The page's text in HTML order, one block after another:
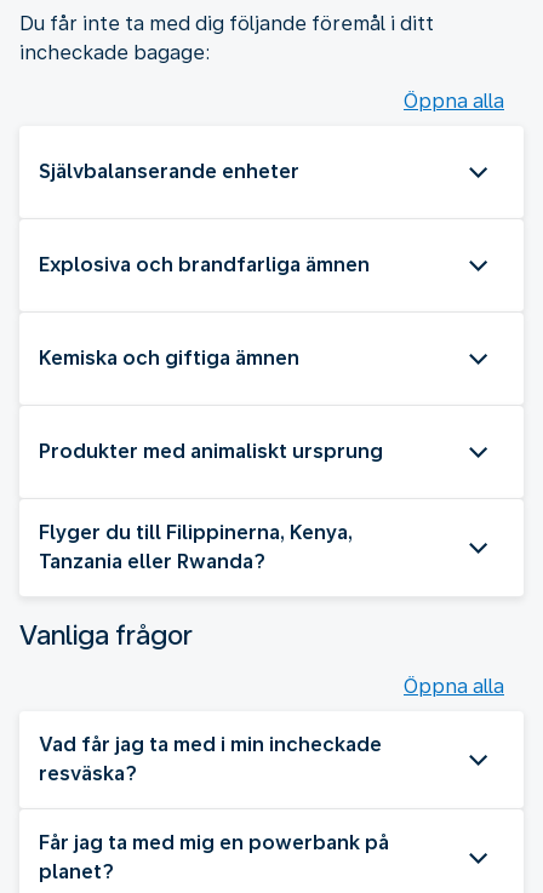
Du får inte ta med dig följande föremål i ditt
incheckade bagage:
Öppna alla
Självbalanserande enheter
Explosiva och brandfarliga ämnen
Kemiska och giftiga ämnen
Produkter med animaliskt ursprung
Flyger du till Filippinerna, Kenya,
Tanzania eller Rwanda?
Vanliga frågor
Öppna alla
Vad får jag ta med i min incheckade
resväska?
Får jag ta med mig en powerbank på
planet?